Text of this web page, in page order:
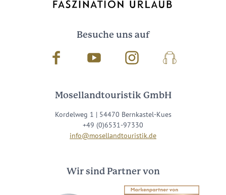
Besuche uns auf
Facebook Youtube InstagramPodcast
Mosellandtouristik GmbH
Kordelweg 1 | 54470 Bernkastel-Kues
+49 (0)6531-97330
info@mosellandtouristik.de
Wir sind Partner von